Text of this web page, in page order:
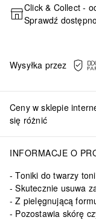
Click & Collect -
Sprawdź
Wysyłka przez
Ceny w sklepie
się różnić
INFORMACJE O
Toniki do twarzy
Skutecznie usuwa
Z pielęgnującą
Pozostawia skórę